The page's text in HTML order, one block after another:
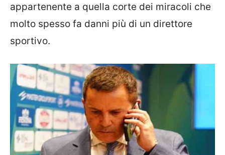
appartenente a quella corte dei miracoli che
molto spesso fa danni più di un direttore
sportivo.